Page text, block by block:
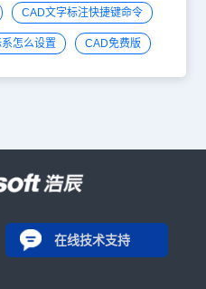
CAD文字标注快捷键命令
怎么设置 CAD免费版
在线技术支持